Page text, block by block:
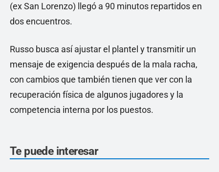
(ex San Lorenzo) llegó a 90 minutos repartidos en
dos encuentros.
Russo busca así ajustar el plantel y transmitir un
mensaje de exigencia después de la mala racha,
con cambios que también tienen que ver con la
recuperación física de algunos jugadores y la
competencia interna por los puestos.
Te puede interesar